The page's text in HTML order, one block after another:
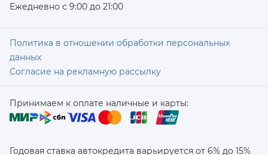
Ежедневно с 9:00 до 21:00
Политика в отношении обработки персональных
данных
Согласие на рекламную рассылку
Принимаем к оплате наличные и карты:
Годовая ставка автокредита варьируется от 6% до 15%